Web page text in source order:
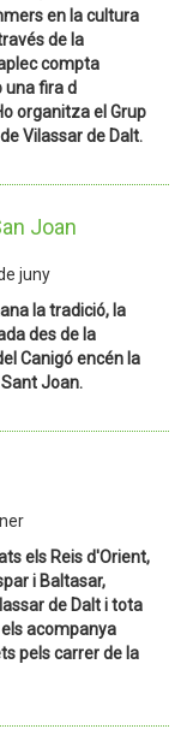
en la cultura
de la
compta
una fira d
organitza el Grup
Vilassar de Dalt.
Joan
juny
la tradició, la
des de la
Canigó encén la
Joan.
els Reis d'Orient,
i Baltasar,
de Dalt i tota
acompanya
pels carrer de la